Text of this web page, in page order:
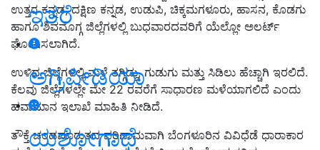
ಇತರೆ
ಅಗ್ರಿಪೀಡಿಯಾ
ಯಶೋಗಾಥೆ
ಉತ್ತರ ಕನ್ನಡ, ದಕ್ಷಿಣ ಕನ್ನಡ, ಉಡುಪಿ, ಚಿಕ್ಕಮಗಳೂರು, ಹಾಸನ, ಕೊಡಗು
ಹಾಗೂ ಶಿವಮೊಗ್ಗ ಜಿಲ್ಲೆಗಳಲ್ಲಿ ಬುಧವಾರದವರಿಗೆ ಯೆಲ್ಲೋ ಅಲರ್ಟ್
ಘೋಷಿಸಲಾಗಿದೆ.
ಉಳಿದ ಜಿಲ್ಲೆಗಳಲ್ಲಿ ಮಳೆ ತಗ್ಗಿದ್ದು, ಗುಡುಗು ಮತ್ತು ಸಿಡಿಲು ಹೆಚ್ಚಾಗಿ ಇರಲಿದೆ.
ಕೆಲವು ಜಿಲ್ಲೆಗಳಲ್ಲೇ ಮೇ 22 ರವರೆಗೆ ಸಾಧಾರಣ ಮಳೆಯಾಗಲಿದೆ ಎಂದು
ಹವಾಮಾನ ಇಲಾಖೆ ಮಾಹಿತಿ ನೀಡಿದೆ.
ತೌಕ್ತೆ ಚಂಡಮಾರುತದ ಪರಿಣಾಮವಾಗಿ ಬೆಂಗಳೂರಿನ ವಿವಿಧೆಡೆ ಧಾರಾಕಾರ